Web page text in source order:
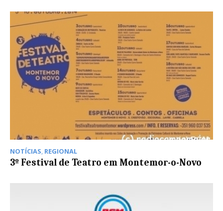
NOTÍCIAS, REGIONAL
3º Festival de Teatro em Montemor-o-Novo